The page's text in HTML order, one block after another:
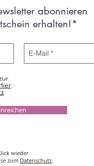
abonnieren
erhalten!*
wieder
zum Datenschutz.